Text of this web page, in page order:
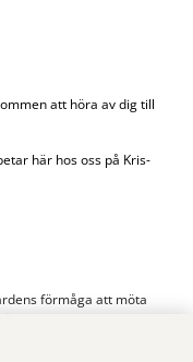
att höra av dig till
här hos oss på Kris-
förmåga att möta
vid stora olyckor och